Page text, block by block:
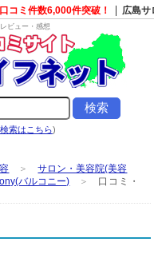
口コミ件数6,000件突破！ 広島サ
ビュー・感想
索はこちら)
＞サロン・美容院(美容
バルコニー) ＞ 口コミ・